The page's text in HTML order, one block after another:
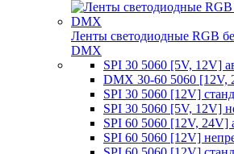
Ленты светодиодные RGB
DMX
SPI 30 5060 [5V, 12V]
DMX 30-60 5060 [12V,
SPI 30 5060 [12V]
SPI 30 5060 [5V, 12V]
SPI 60 5060 [12V, 24V]
SPI 60 5060 [12V]